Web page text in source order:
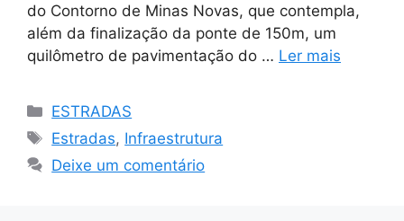
do Contorno de Minas Novas, que contempla,
além da finalização da ponte de 150m, um
quilômetro de pavimentação do … Ler mais
Categorias
ESTRADAS
Tags
Estradas, Infraestrutura
Deixe um comentário